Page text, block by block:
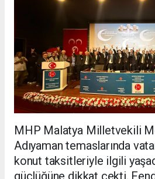
MHP Malatya Milletvekili
Adıyaman temaslarında
konut taksitleriyle ilgili
güçlüğüne dikkat çekti.